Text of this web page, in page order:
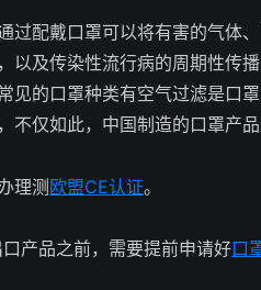
过配戴口罩可以将有害的气体
以及传染性流行病的周期性传
见的口罩种类有空气过滤是口
仅如此，中国制造的口罩产品
理测欧盟CE认证。
产品之前，需要提前申请好口